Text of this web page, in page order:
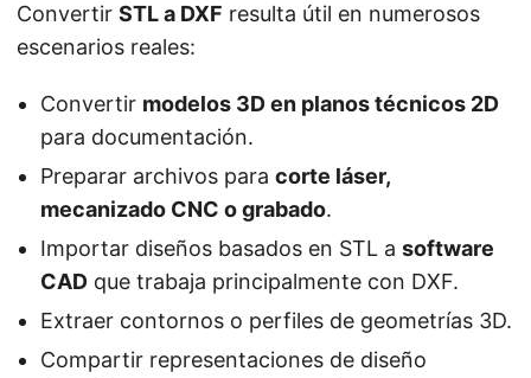
Convertir STL a DXF resulta útil en numerosos
escenarios reales:
Convertir modelos 3D en planos técnicos 2D
para documentación.
Preparar archivos para corte láser,
mecanizado CNC o grabado.
Importar diseños basados en STL a software
CAD que trabaja principalmente con DXF.
Extraer contornos o perfiles de geometrías 3D.
Compartir representaciones de diseño